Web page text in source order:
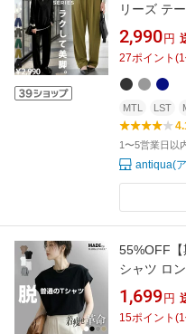
リーズ テ
トムス 無
ディースフ
シンプル
antiqua 特
2,990 円
27ポイント (1
MTL LST
1〜5営業日以
antiqua(
55%OFF
シャツ ロ
見え 半袖
シンプル
バーサイズ
1,699 円
15ポイント (1